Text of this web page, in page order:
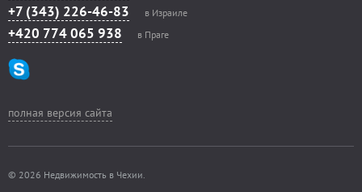
+7 (343) 226-46-83 в Израиле
+420 774 065 938 в Праге
полная версия сайта
© 2026 Недвижимость в Чехии.